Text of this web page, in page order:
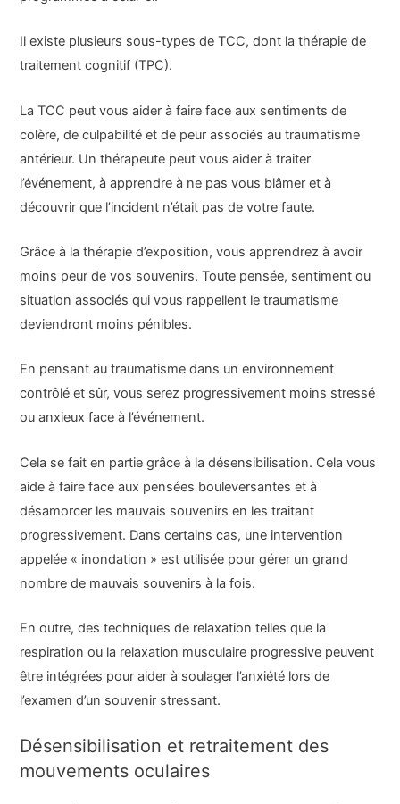
Il existe plusieurs sous-types de TCC, dont la thérapie de
traitement cognitif (TPC).
La TCC peut vous aider à faire face aux sentiments de
colère, de culpabilité et de peur associés au traumatisme
antérieur. Un thérapeute peut vous aider à traiter
l’événement, à apprendre à ne pas vous blâmer et à
découvrir que l’incident n’était pas de votre faute.
Grâce à la thérapie d’exposition, vous apprendrez à avoir
moins peur de vos souvenirs. Toute pensée, sentiment ou
situation associés qui vous rappellent le traumatisme
deviendront moins pénibles.
En pensant au traumatisme dans un environnement
contrôlé et sûr, vous serez progressivement moins stressé
ou anxieux face à l’événement.
Cela se fait en partie grâce à la désensibilisation. Cela vous
aide à faire face aux pensées bouleversantes et à
désamorcer les mauvais souvenirs en les traitant
progressivement. Dans certains cas, une intervention
appelée « inondation » est utilisée pour gérer un grand
nombre de mauvais souvenirs à la fois.
En outre, des techniques de relaxation telles que la
respiration ou la relaxation musculaire progressive peuvent
être intégrées pour aider à soulager l’anxiété lors de
l’examen d’un souvenir stressant.
Désensibilisation et retraitement des
mouvements oculaires